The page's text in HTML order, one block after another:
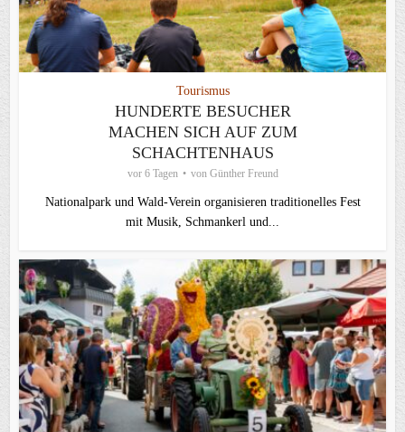
Tourismus
HUNDERTE BESUCHER
MACHEN SICH AUF ZUM
SCHACHTENHAUS
vor 6 Tagen von Günther Freund
Nationalpark und Wald-Verein organisieren traditionelles Fest
mit Musik, Schmankerl und...